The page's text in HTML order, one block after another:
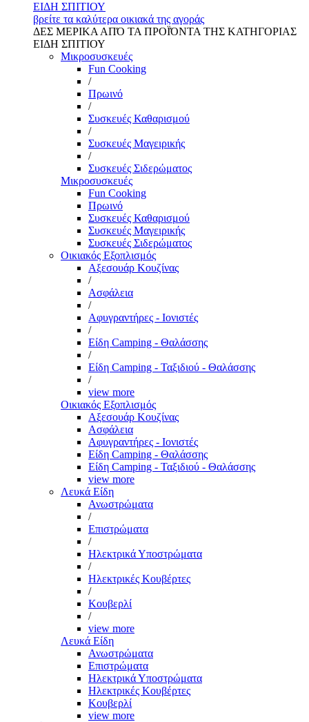
ΕΙΔΗ ΣΠΙΤΙΟΥ
βρείτε τα καλύτερα οικιακά της αγοράς
ΔΕΣ ΜΕΡΙΚΑ ΑΠΌ ΤΑ ΠΡΟΪΌΝΤΑ ΤΗΣ ΚΑΤΗΓΟΡΙΑΣ
ΕΙΔΗ ΣΠΙΤΙΟΥ
Μικροσυσκευές
Fun Cooking
/
Πρωινό
/
Συσκευές Καθαρισμού
/
Συσκευές Μαγειρικής
/
Συσκευές Σιδερώματος
Μικροσυσκευές
Fun Cooking
Πρωινό
Συσκευές Καθαρισμού
Συσκευές Μαγειρικής
Συσκευές Σιδερώματος
Οικιακός Εξοπλισμός
Αξεσουάρ Κουζίνας
/
Ασφάλεια
/
Αφυγραντήρες - Ιονιστές
/
Είδη Camping - Θαλάσσης
/
Είδη Camping - Ταξιδιού - Θαλάσσης
/
view more
Οικιακός Εξοπλισμός
Αξεσουάρ Κουζίνας
Ασφάλεια
Αφυγραντήρες - Ιονιστές
Είδη Camping - Θαλάσσης
Είδη Camping - Ταξιδιού - Θαλάσσης
view more
Λευκά Είδη
Ανωστρώματα
/
Επιστρώματα
/
Ηλεκτρικά Υποστρώματα
/
Ηλεκτρικές Κουβέρτες
/
Κουβερλί
/
view more
Λευκά Είδη
Ανωστρώματα
Επιστρώματα
Ηλεκτρικά Υποστρώματα
Ηλεκτρικές Κουβέρτες
Κουβερλί
view more